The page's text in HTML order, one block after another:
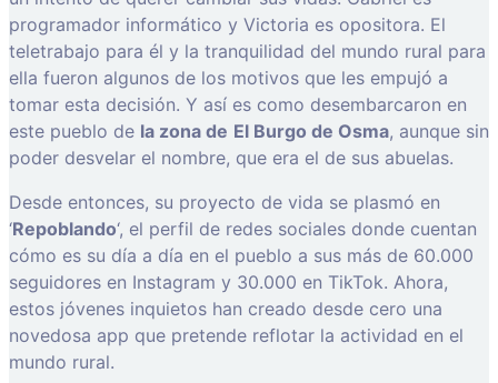
programador informático y Victoria es opositora. El
teletrabajo para él y la tranquilidad del mundo rural para
ella fueron algunos de los motivos que les empujó a
tomar esta decisión. Y así es como desembarcaron en
este pueblo de la zona de El Burgo de Osma, aunque sin
poder desvelar el nombre, que era el de sus abuelas.
Desde entonces, su proyecto de vida se plasmó en
‘Repoblando‘, el perfil de redes sociales donde cuentan
cómo es su día a día en el pueblo a sus más de 60.000
seguidores en Instagram y 30.000 en TikTok. Ahora,
estos jóvenes inquietos han creado desde cero una
novedosa app que pretende reflotar la actividad en el
mundo rural.